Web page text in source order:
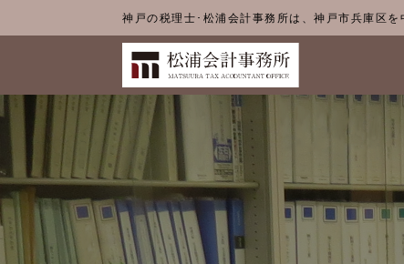
神戸の税理士･松浦会計事務所は、神戸市兵庫区